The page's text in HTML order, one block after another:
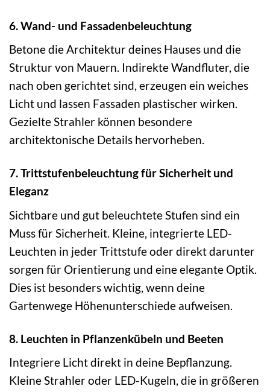
6. Wand- und Fassadenbeleuchtung
Betone die Architektur deines Hauses und die
Struktur von Mauern. Indirekte Wandfluter, die
nach oben gerichtet sind, erzeugen ein weiches
Licht und lassen Fassaden plastischer wirken.
Gezielte Strahler können besondere
architektonische Details hervorheben.
7. Trittstufenbeleuchtung für Sicherheit und
Eleganz
Sichtbare und gut beleuchtete Stufen sind ein
Muss für Sicherheit. Kleine, integrierte LED-
Leuchten in jeder Trittstufe oder direkt darunter
sorgen für Orientierung und eine elegante Optik.
Dies ist besonders wichtig, wenn deine
Gartenwege Höhenunterschiede aufweisen.
8. Leuchten in Pflanzenkübeln und Beeten
Integriere Licht direkt in deine Bepflanzung.
Kleine Strahler oder LED-Kugeln, die in größeren